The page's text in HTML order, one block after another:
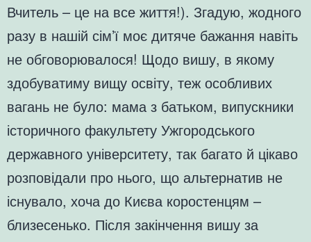
Вчитель – це на все життя!). Згадую, жодного
разу в нашій сім’ї моє дитяче бажання навіть
не обговорювалося! Щодо вишу, в якому
здобуватиму вищу освіту, теж особливих
вагань не було: мама з батьком, випускники
історичного факультету Ужгородського
державного університету, так багато й цікаво
розповідали про нього, що альтернатив не
існувало, хоча до Києва коростенцям –
близесенько. Після закінчення вишу за